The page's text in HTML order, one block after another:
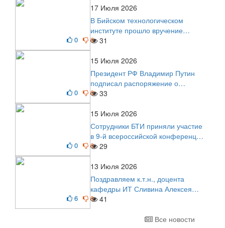
17 Июля 2026
В Бийском технологическом
институте прошло вручение
дипломов
0 0 31
15 Июля 2026
Президент РФ Владимир Путин
подписал распоряжение о
поощрении граждан и трудовых
0 0 33
15 Июля 2026
Сотрудники БТИ приняли участие
в 9-й всероссийской конференции
по задачам со свободными
0 0 29
13 Июля 2026
Поздравляем к.т.н., доцента
кафедры ИТ Сливина Алексея
Николаевича с юбилеем!
6 0 41
Все новости